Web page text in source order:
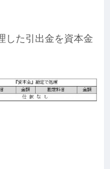
した引出金を資本金